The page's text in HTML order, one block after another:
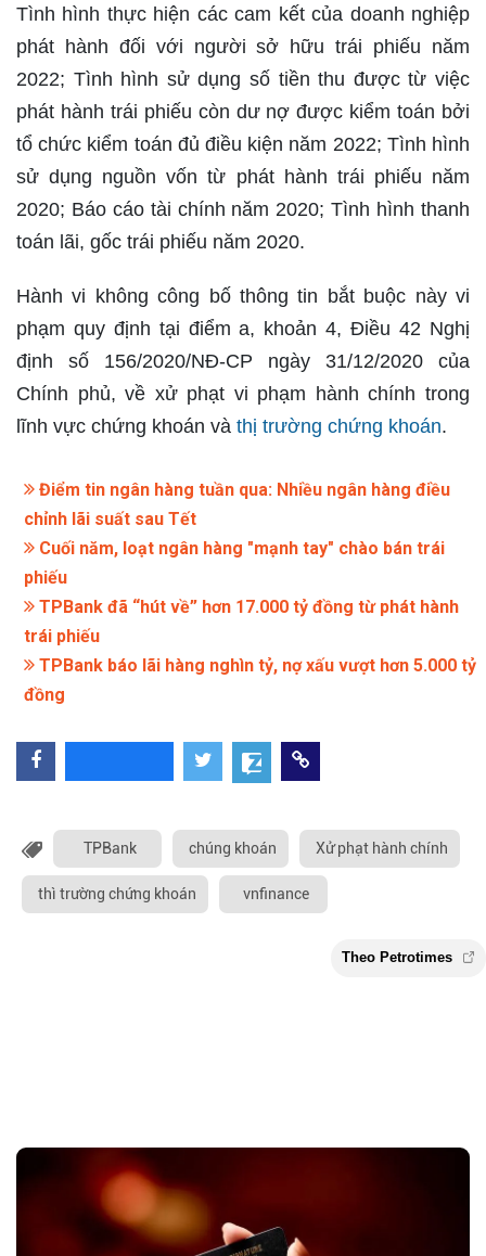
Tình hình thực hiện các cam kết của doanh nghiệp
phát hành đối với người sở hữu trái phiếu năm
2022; Tình hình sử dụng số tiền thu được từ việc
phát hành trái phiếu còn dư nợ được kiểm toán bởi
tổ chức kiểm toán đủ điều kiện năm 2022; Tình hình
sử dụng nguồn vốn từ phát hành trái phiếu năm
2020; Báo cáo tài chính năm 2020; Tình hình thanh
toán lãi, gốc trái phiếu năm 2020.
Hành vi không công bố thông tin bắt buộc này vi
phạm quy định tại điểm a, khoản 4, Điều 42 Nghị
định số 156/2020/NĐ-CP ngày 31/12/2020 của
Chính phủ, về xử phạt vi phạm hành chính trong
lĩnh vực chứng khoán và thị trường chứng khoán.
Điểm tin ngân hàng tuần qua: Nhiều ngân hàng điều
chỉnh lãi suất sau Tết
Cuối năm, loạt ngân hàng "mạnh tay" chào bán trái
phiếu
TPBank đã “hút về” hơn 17.000 tỷ đồng từ phát hành
trái phiếu
TPBank báo lãi hàng nghìn tỷ, nợ xấu vượt hơn 5.000 tỷ
đồng
TPBank chúng khoán Xử phạt hành chính
thì trường chứng khoán vnfinance